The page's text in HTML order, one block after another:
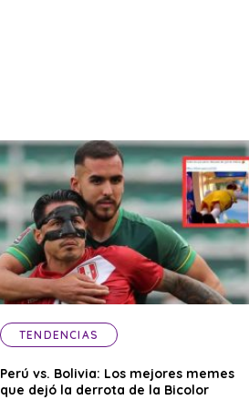
TENDENCIAS
Perú vs. Bolivia: Los mejores memes
que dejó la derrota de la Bicolor